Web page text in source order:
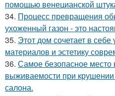
помощью венецианской
34. Процесс превращения
ухоженный газон - это
35. Этот дом сочетает в
материалов и эстетику
36. Самое безопасное место
выживаемости при крушении
салона.